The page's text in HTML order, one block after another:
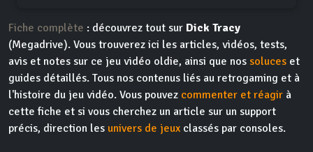
Fiche complète : découvrez tout sur Dick Tracy
(Megadrive). Vous trouverez ici les articles, vidéos, tests,
avis et notes sur ce jeu vidéo oldie, ainsi que nos soluces et
guides détaillés. Tous nos contenus liés au retrogaming et à
l'histoire du jeu vidéo. Vous pouvez commenter et réagir à
cette fiche et si vous cherchez un article sur un support
précis, direction les univers de jeux classés par consoles.